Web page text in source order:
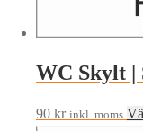
WC Skylt |
90 kr inkl. moms